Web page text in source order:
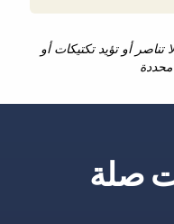
تناصر أو تؤيد تكتيكات أو
صلة